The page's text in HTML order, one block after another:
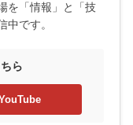
を「情報」と「技
です。
ら